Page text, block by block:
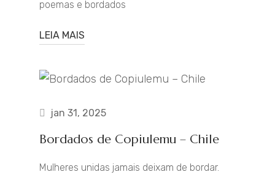
poemas e bordados
LEIA MAIS
jan 31, 2025
Bordados de Copiulemu – Chile
Mulheres unidas jamais deixam de bordar.